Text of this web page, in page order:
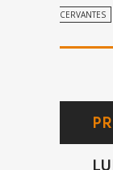
CERVANTES